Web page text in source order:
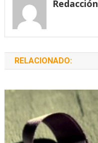
Redacción
RELACIONADO: